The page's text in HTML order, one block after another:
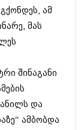
ამ
მას
შინაგანი
და
ამბობდა